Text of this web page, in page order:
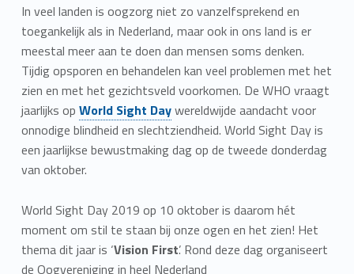
In veel landen is oogzorg niet zo vanzelfsprekend en
toegankelijk als in Nederland, maar ook in ons land is er
meestal meer aan te doen dan mensen soms denken.
Tijdig opsporen en behandelen kan veel problemen met het
zien en met het gezichtsveld voorkomen. De WHO vraagt
jaarlijks op World Sight Daywereldwijde aandacht voor
onnodige blindheid en slechtziendheid. World Sight Day is
een jaarlijkse bewustmaking dag op de tweede donderdag
van oktober.
World Sight Day 2019 op 10 oktober is daarom hét
moment om stil te staan bij onze ogen en het zien! Het
thema dit jaar is ‘Vision First’. Rond deze dag organiseert
de Oogvereniging in heel Nederland